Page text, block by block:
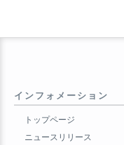
インフォメーション
トップページ
ニュースリリース